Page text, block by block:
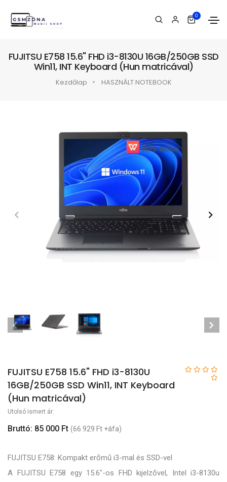
0
FUJITSU E758 15.6" FHD i3-8130U 16GB/250GB SSD
Win11, INT Keyboard (Hun matricával)
Kezdőlap HASZNÁLT NOTEBOOK
FUJITSU E758 15.6" FHD i3-8130U
16GB/250GB SSD Win11, INT Keyboard
(Hun matricával)
Utolsó ismert ár:
Bruttó: 85 000 Ft (66 929 Ft +áfa)
FUJITSU E758: Kompakt erőmű i3-mal és SSD-vel
A FUJITSU E758 egy 15.6"-os FHD kijelzővel, Intel i3-8130u